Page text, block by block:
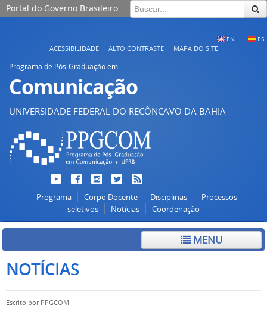
Portal do Governo Brasileiro
EN ES
ACESSIBILIDADE ALTO CONTRASTE MAPA DO SITE
Programa de Pós-Graduação em
Comunicação
UNIVERSIDADE FEDERAL DO RECÔNCAVO DA BAHIA
Programa Corpo Docente Disciplinas
Processos
seletivos
Notícias Coordenação
MENU
NOTÍCIAS
Escrito por PPGCOM